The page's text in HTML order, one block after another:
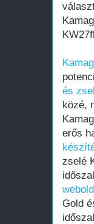
és
közé,
erős
zselé
Gold